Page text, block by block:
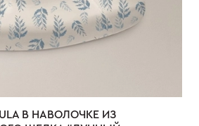
В НАВОЛОЧКЕ ИЗ